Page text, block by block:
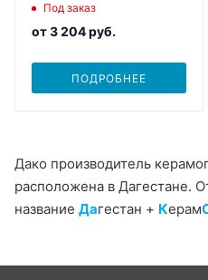
Под заказ
от3 204 руб.
ПОДРОБНЕЕ
Дако производитель
расположена в Дагестане.
название Дагестан + Керам